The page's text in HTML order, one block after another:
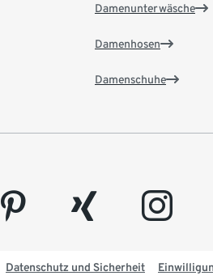
Damenunterwäsche
Damenhosen
Damenschuhe
pinterest xing instagram
Datenschutz und Sicherheit